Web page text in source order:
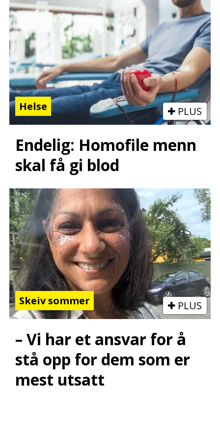
Helse PLUS
Endelig: Homofile menn
skal få gi blod
Skeiv sommer PLUS
– Vi har et ansvar for å
stå opp for dem som er
mest utsatt